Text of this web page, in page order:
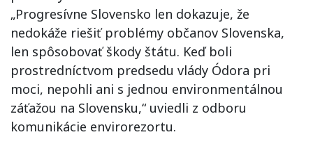
„Progresívne Slovensko len dokazuje, že
nedokáže riešiť problémy občanov Slovenska,
len spôsobovať škody štátu. Keď boli
prostredníctvom predsedu vlády Ódora pri
moci, nepohli ani s jednou environmentálnou
záťažou na Slovensku,“ uviedli z odboru
komunikácie envirorezortu.